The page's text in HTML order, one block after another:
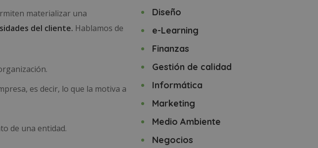
materializar una
del cliente. Hablamos de
es decir, lo que la motiva a
de una entidad.
Diseño
e-Learning
Finanzas
Gestión de calidad
Informática
Marketing
Medio Ambiente
Negocios